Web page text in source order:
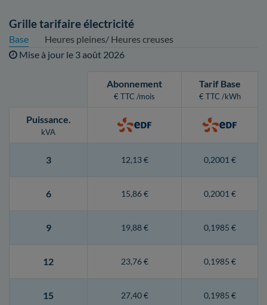
Grille tarifaire électricité
Base
Heures pleines/ Heures creuses
Mise à jour le 3 août 2026
Abonnement
€ TTC /mois
Tarif Base
€ TTC /kWh
Puissance.
kVA
3 12,13 € 0,2001 €
6 15,86 € 0,2001 €
9 19,88 € 0,1985 €
12 23,76 € 0,1985 €
15 27,40 € 0,1985 €